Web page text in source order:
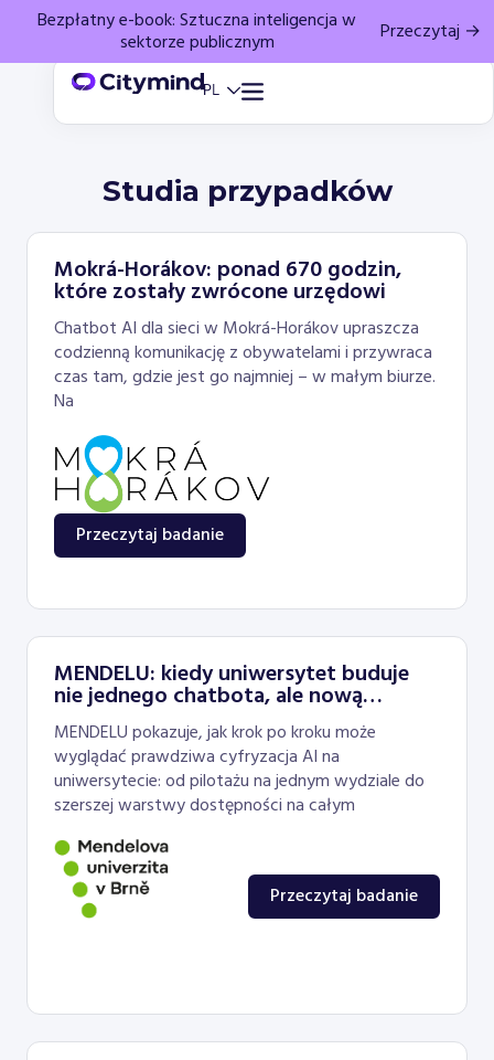
Bezpłatny e-book: Sztuczna inteligencja w
sektorze publicznym Przeczytaj →
Studia przypadków
Mokrá-Horákov: ponad 670 godzin,
które zostały zwrócone urzędowi
Chatbot AI dla sieci w Mokrá-Horákov upraszcza
codzienną komunikację z obywatelami i przywraca
czas tam, gdzie jest go najmniej – w małym biurze.
Na
Przeczytaj badanie
MENDELU: kiedy uniwersytet buduje
nie jednego chatbota, ale nową
warstwę dostępności
MENDELU pokazuje, jak krok po kroku może
wyglądać prawdziwa cyfryzacja AI na
uniwersytecie: od pilotażu na jednym wydziale do
szerszej warstwy dostępności na całym
Przeczytaj badanie